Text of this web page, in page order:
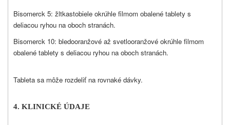
Bisomerck 5: žltkastobiele okrúhle filmom obalené tablety s
deliacou ryhou na oboch stranách.
Bisomerck 10: bledooranžové až svetlooranžové okrúhle filmom
obalené tablety s deliacou ryhou na oboch stranách.
Tableta sa môže rozdeliť na rovnaké dávky.
4. KLINICKÉ ÚDAJE